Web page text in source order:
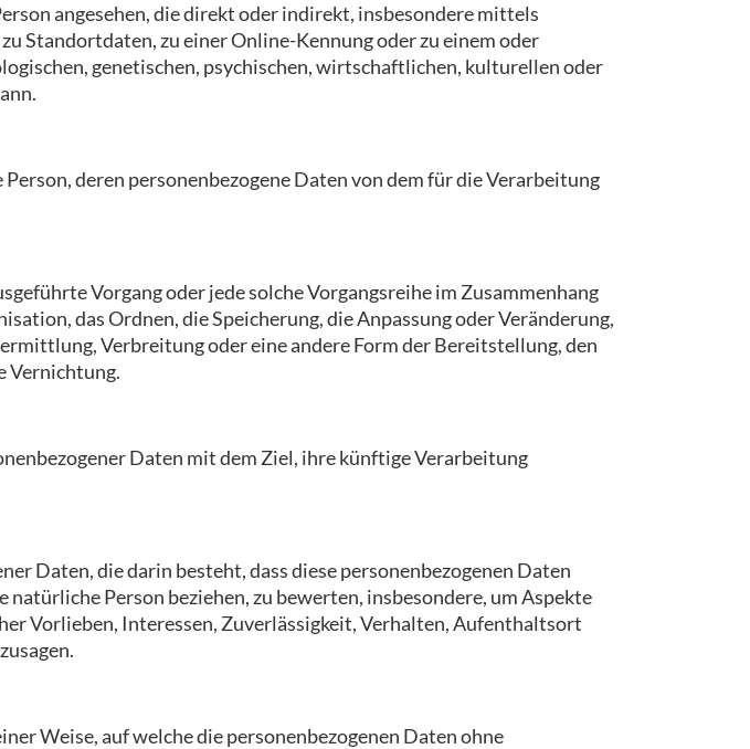
angesehen, die direkt oder indirekt, insbesondere mittels
Standortdaten, zu einer Online-Kennung oder zu einem oder
genetischen, psychischen, wirtschaftlichen, kulturellen oder
deren personenbezogene Daten von dem für die Verarbeitung
Vorgang oder jede solche Vorgangsreihe im Zusammenhang
das Ordnen, die Speicherung, die Anpassung oder Veränderung,
Verbreitung oder eine andere Form der Bereitstellung, den
Vernichtung.
Daten mit dem Ziel, ihre künftige Verarbeitung
Daten, die darin besteht, dass diese personenbezogenen Daten
Person beziehen, zu bewerten, insbesondere, um Aspekte
Vorlieben, Interessen, Zuverlässigkeit, Verhalten, Aufenthaltsort
Weise, auf welche die personenbezogenen Daten ohne